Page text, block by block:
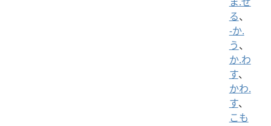
る、
-か.
う、
か.わ
す、
かわ.
す、
こも